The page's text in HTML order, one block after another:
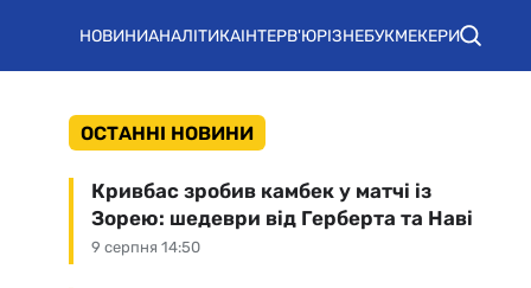
НОВИНИАНАЛІТИКАІНТЕРВ'ЮРІЗНЕБУКМЕКЕРИ
ОСТАННІ НОВИНИ
9 серпня 14:50
Кривбас зробив камбек у матчі із
Зорею: шедеври від Герберта та Наві